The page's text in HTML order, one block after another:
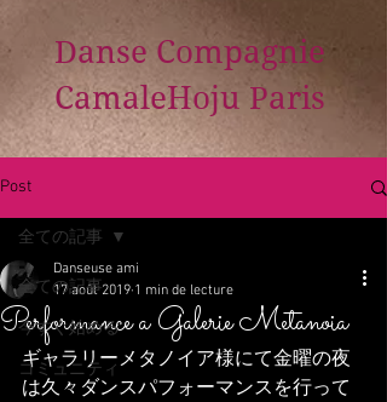
Danse Compagnie
CamaleHoju Paris
Post
全ての記事
今すぐ始める
コミュニティ
全ての記事
Performance a Galerie Metanoia
Danseuse ami
17 août 2019 1 min de lecture
ギャラリーメタノイア様にて金曜の夜
は久々ダンスパフォーマンスを行って